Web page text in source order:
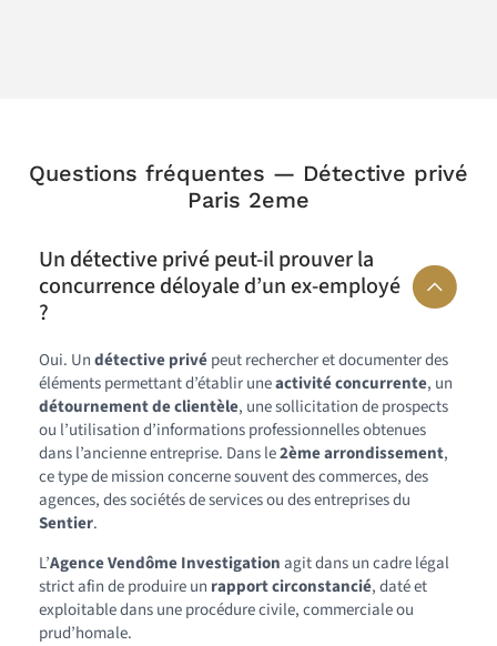
Questions fréquentes — Détective privé
Paris 2eme
Un détective privé peut-il prouver la
concurrence déloyale d’un ex-employé
?
Oui. Undétective privépeut rechercher et documenter des
éléments permettant d’établir uneactivité concurrente, un
détournement de clientèle, une sollicitation de prospects
ou l’utilisation d’informations professionnelles obtenues
dans l’ancienne entreprise. Dans le2ème arrondissement,
ce type de mission concerne souvent des commerces, des
agences, des sociétés de services ou des entreprises du
Sentier.
L’Agence Vendôme Investigationagit dans un cadre légal
strict afin de produire un rapport circonstancié, daté et
exploitable dans une procédure civile, commerciale ou
prud’homale.